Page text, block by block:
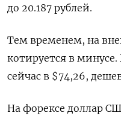
до 20.187 рублей.
Тем временем, на
котируется в
сейчас в $74,26,
На форексе доллар